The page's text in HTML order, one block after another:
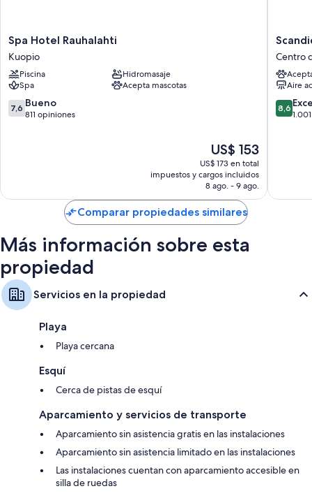
Spa
Hotel
Rauhalahti
Kuopio
Spa Hotel Rauhalahti
Kuopio
Piscina
Hidromasaje
Spa
Acepta mascotas
7.6
de
7,6 Bueno
811 opiniones
El
precio
actual
es
de
US$ 153
US$ 153
US$ 173 en total
impuestos y cargos incluidos
8 ago. - 9 ago.
Scandic
Atlas
Centro
de
Kuopio
Centro
Aire
8.6
de
8,6
Comparar propiedades similares
Más información sobre esta
propiedad
Servicios en la propiedad
Playa
Playa cercana
Esquí
Cerca de pistas de esquí
Aparcamiento y servicios de transporte
Aparcamiento sin asistencia gratis en las instalaciones
Aparcamiento sin asistencia limitado en las instalaciones
Las instalaciones cuentan con aparcamiento accesible en
silla de ruedas